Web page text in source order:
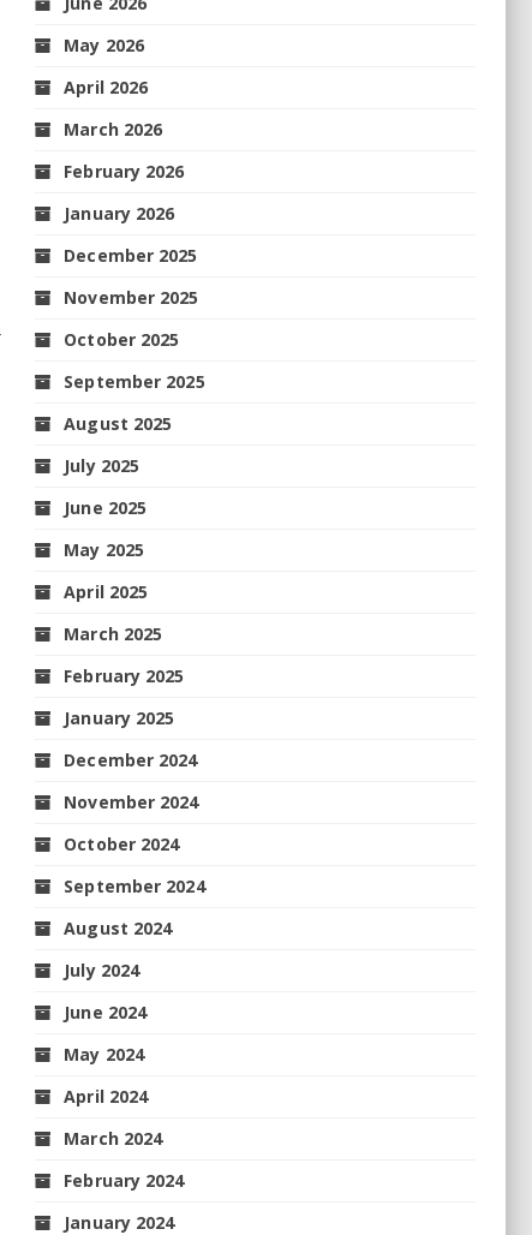
May 2026
April 2026
March 2026
February 2026
January 2026
December 2025
November 2025
October 2025
September 2025
August 2025
July 2025
June 2025
May 2025
April 2025
March 2025
February 2025
January 2025
December 2024
November 2024
October 2024
September 2024
August 2024
July 2024
June 2024
May 2024
April 2024
March 2024
February 2024
January 2024